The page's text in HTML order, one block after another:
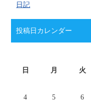
日記
投稿日カレンダー
日 月 火
4
5 6